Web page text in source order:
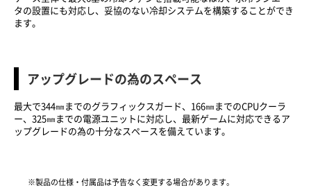
タの設置にも対応し、妥協のない冷却システムを構築することができ
ます。
アップグレードの為のスペース
最大で344㎜までのグラフィックスガード、166㎜までのCPUクーラ
ー、325㎜までの電源ユニットに対応し、最新ゲームに対応できるア
ップグレードの為の十分なスペースを備えています。
※製品の仕様・付属品は予告なく変更する場合があります。